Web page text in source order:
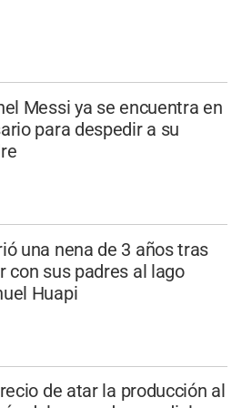
Messi ya se encuentra en
para despedir a su
una nena de 3 años tras
con sus padres al lago
Huapi
de atar la producción al